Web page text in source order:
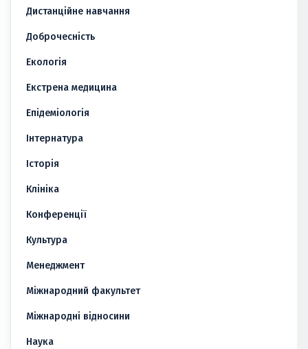
Дистанційне навчання
Доброчесність
Екологія
Екстрена медицина
Епідеміологія
Інтернатура
Історія
Клініка
Конференції
Культура
Менеджмент
Міжнародний факультет
Міжнародні відносини
Наука